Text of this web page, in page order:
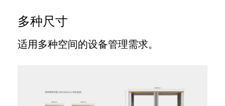
多种尺寸
适用多种空间的设备管理需求。